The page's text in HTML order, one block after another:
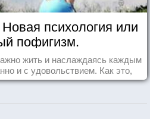
психология или
пофигизм.
жить и наслаждаясь каждым
и с удовольствием. Как это,
на реальных примерах.